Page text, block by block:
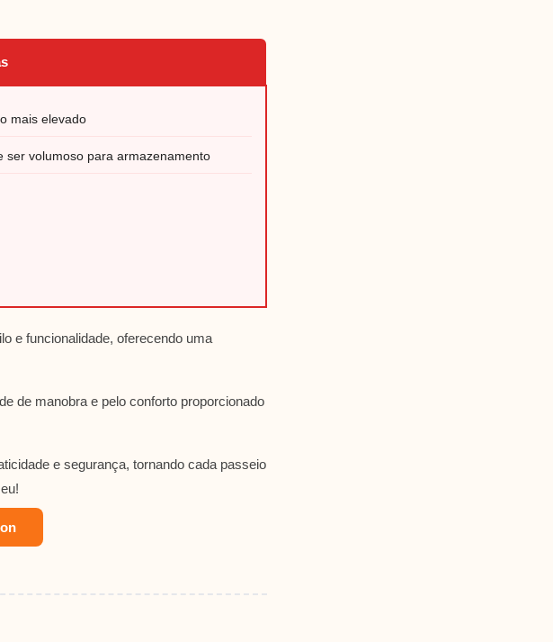
mais elevado
ser volumoso para armazenamento
e funcionalidade, oferecendo uma
de manobra e pelo conforto proporcionado
e segurança, tornando cada passeio